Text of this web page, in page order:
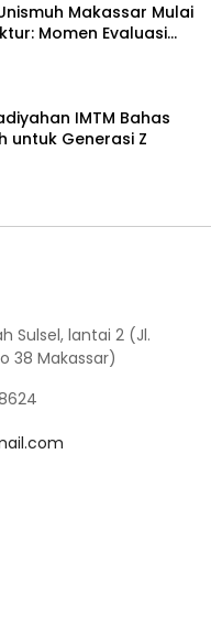
Makassar Mulai
Momen Evaluasi
IMTM Bahas
untuk Generasi Z
Sulsel, lantai 2 (Jl.
38 Makassar)